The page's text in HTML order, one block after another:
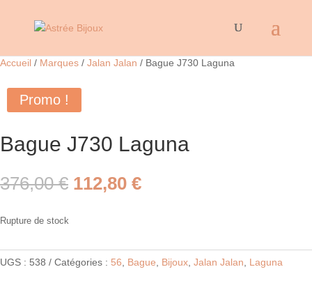
Accueil / Marques / Jalan Jalan / Bague J730 Laguna
Promo !
Bague J730 Laguna
376,00€ Le
376,00 €.
112,80 €Le
112,80 €.
Rupture de stock
UGS : 538 Catégories : 56 Bague Bijoux Jalan Jalan Laguna